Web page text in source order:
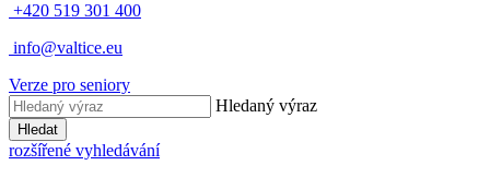
+420 519 301 400
info@valtice.eu
Verze pro seniory
Hledaný výraz
Hledat
rozšířené vyhledávání